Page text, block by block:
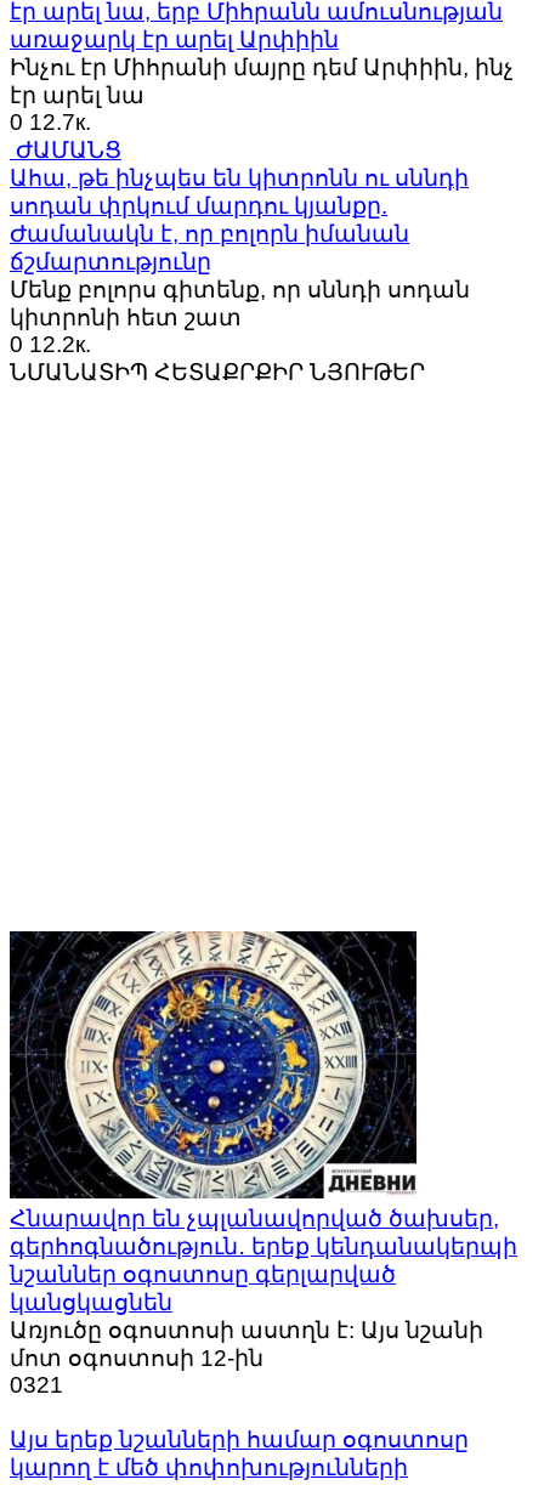
էր արել նա, երբ Միհրանն ամուսնության
առաջարկ էր արել Արփիին
Ինչու էր Միհրանի մայրը դեմ Արփիին, ինչ
էր արել նա
0 12.7к.
ԺԱՄԱՆՑ
Ահա, թե ինչպես են կիտրոնն ու սննդի
սոդան փրկում մարդու կյանքը.
Ժամանակն է, որ բոլորն իմանան
ճշմարտությունը
Մենք բոլորս գիտենք, որ սննդի սոդան
կիտրոնի հետ շատ
0 12.2к.
ՆՄԱՆԱՏԻՊ ՀԵՏԱՔՐՔԻՐ ՆՅՈՒԹԵՐ
Հնարավոր են չպլանավորված ծախսեր,
գերհոգնածություն․ երեք կենդանակերպի
նշաններ օգոստոսը գերլարված
կանցկացնեն
Առյուծը օգոստոսի աստղն է: Այս նշանի
մոտ օգոստոսի 12-ին
0321
Այս երեք նշանների համար օգոստոսը
կարող է մեծ փոփոխությունների